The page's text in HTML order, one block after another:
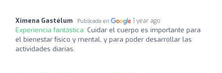
Ximena Gastélum Publicada en 1 year ago
Experiencia fantástica: Cuidar el cuerpo es importante para
el bienestar físico y mental, y para poder desarrollar las
actividades diarias.